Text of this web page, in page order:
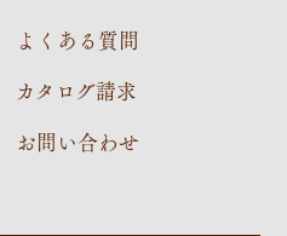
よくある質問
カタログ請求
お問い合わせ